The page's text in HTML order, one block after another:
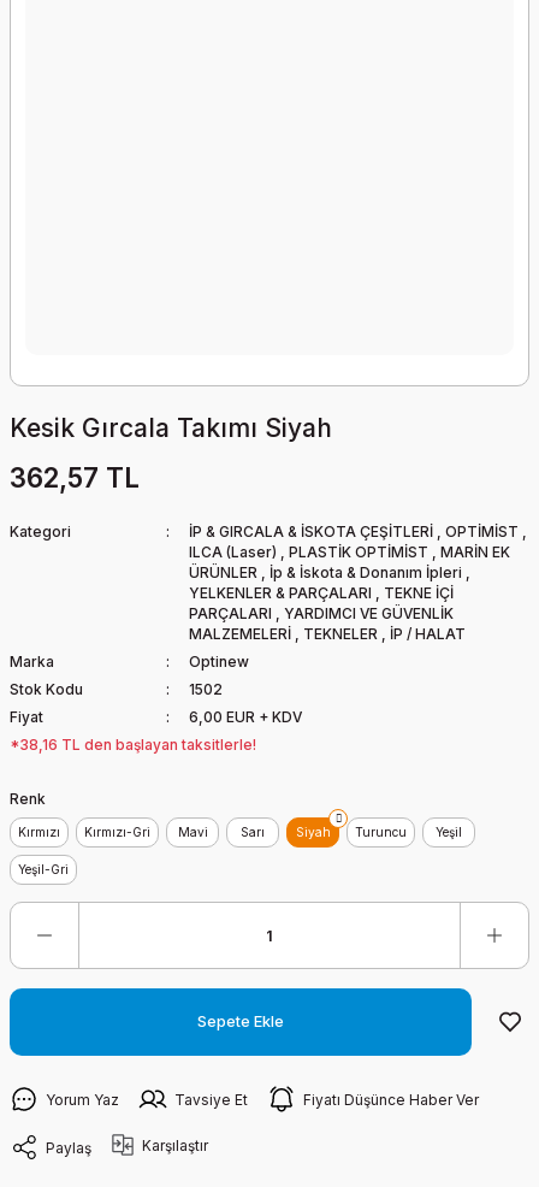
Kesik Gırcala Takımı Siyah
362,57 TL
Kategori İP & GIRCALA & İSKOTA ÇEŞİTLERİ , OPTİMİST ,
ILCA (Laser) , PLASTİK OPTİMİST , MARİN EK
ÜRÜNLER , İp & İskota & Donanım İpleri ,
YELKENLER & PARÇALARI , TEKNE İÇİ
PARÇALARI , YARDIMCI VE GÜVENLİK
MALZEMELERİ , TEKNELER , İP / HALAT
Marka
Optinew
Stok Kodu
1502
Fiyat
6,00 EUR + KDV
*38,16 TL den başlayan taksitlerle!
Renk
Kırmızı Kırmızı-Gri Mavi Sarı Siyah Turuncu Yeşil
Yeşil-Gri
Sepete Ekle
Yorum Yaz Tavsiye Et Fiyatı Düşünce Haber Ver
Paylaş Karşılaştır